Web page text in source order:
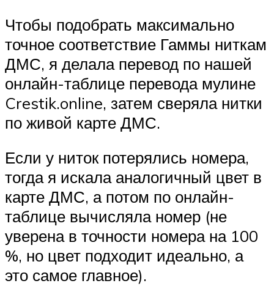
Чтобы подобрать максимально
точное соответствие Гаммы ниткам
ДМС, я делала перевод по нашей
онлайн-таблице перевода мулине
Crestik.online, затем сверяла нитки
по живой карте ДМС.
Если у ниток потерялись номера,
тогда я искала аналогичный цвет в
карте ДМС, а потом по онлайн-
таблице вычисляла номер (не
уверена в точности номера на 100
%, но цвет подходит идеально, а
это самое главное).